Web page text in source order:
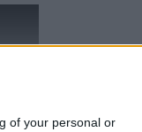
of your personal or